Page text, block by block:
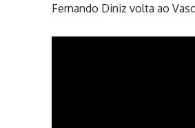
Fernando Diniz volta ao